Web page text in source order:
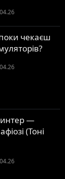
чекаєш
—
(Тоні